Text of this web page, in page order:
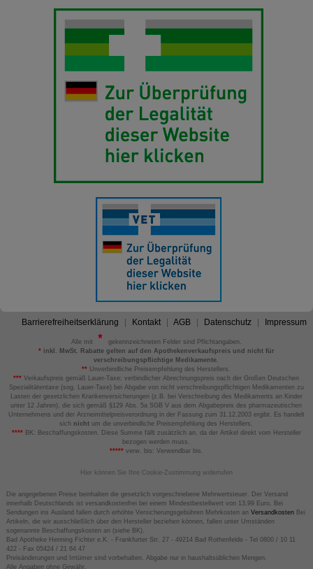
Barrierefreiheitserklärung Kontakt AGB Datenschutz Impressum
Alle mit
gekennzeichneten Felder sind Pflichtangaben.
*inkl. MwSt. Rabatte gelten auf den Apothekenverkaufspreis und nicht für
verschreibungspflichtige Medikamente.
** Unverbindliche Preisempfehlung des Herstellers.
*** Verkaufspreis gemäß Lauer-Taxe; verbindlicher Abrechnungspreis nach der Großen Deutschen
Spezialitätentaxe (sog. Lauer-Taxe) bei Abgabe von nicht verschreibungspflichtigen Medikamenten zu
Lasten der gesetzlichen Krankenversicherungen (z.B. bei Verschreibung des Medikaments an Kinder
unter 12 Jahren), die sich gemäß §129 Abs. 5a SGB V aus dem Abgabepreis des pharmazeutischen
Unternehmens und der Arzneimittelpreisverordnung in der Fassung zum 31.12.2003 ergibt. Es handelt
sich nicht um die unverbindliche Preisempfehlung des Herstellers.
****BK: Beschaffungskosten. Diese Summe fällt zusätzlich an, da der Artikel direkt vom Hersteller
bezogen werden muss.
*****verw. bis: Verwendbar bis.
Hier können Sie Ihre Cookie-Zustimmung widerrufen
Die angegebenen Preise beinhalten die gesetzlich vorgeschriebene Mehrwertsteuer. Der Versand
innerhalb Deutschlands ist versandkostenfrei bei einem Mindestbestellwert von 13,99 Euro. Bei
Sendungen ins Ausland fallen durch erhöhte Versicherungsgebühren Mehrkosten an VersandkostenBei
Artikeln, die wir ausschließlich über den Hersteller beziehen können, fallen unter Umständen
sogenannte Beschaffungskosten an (siehe BK).
Bad Apotheke Henning Fichter e.K. - Frankfurter Str. 27 - 49214 Bad Rothenfelde - Tel 0800 / 10 11
422 - Fax 05424 / 21 64 47
Preisänderungen und Irrtümer sind vorbehalten. Abgabe nur in haushaltsüblichen Mengen.
Alle Angaben ohne Gewähr.